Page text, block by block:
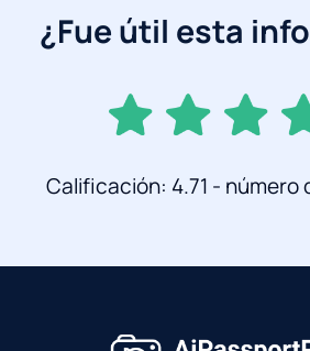
¿Fue útil esta
Calificación: 4.71 - número